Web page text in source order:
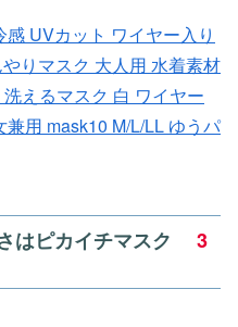
UVカット ワイヤー入り
りマスク 大人用 水着素材
えるマスク 白 ワイヤー
用 mask10 M/L/LL ゆうパ
はピカイチマスク 3